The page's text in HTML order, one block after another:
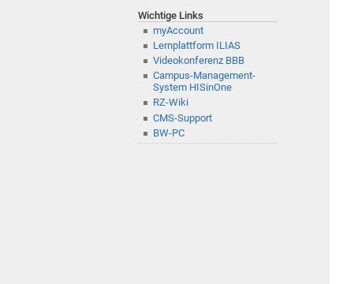
Wichtige Links
myAccount
Lernplattform ILIAS
Videokonferenz BBB
Campus-Management-
System HISinOne
RZ-Wiki
CMS-Support
BW-PC